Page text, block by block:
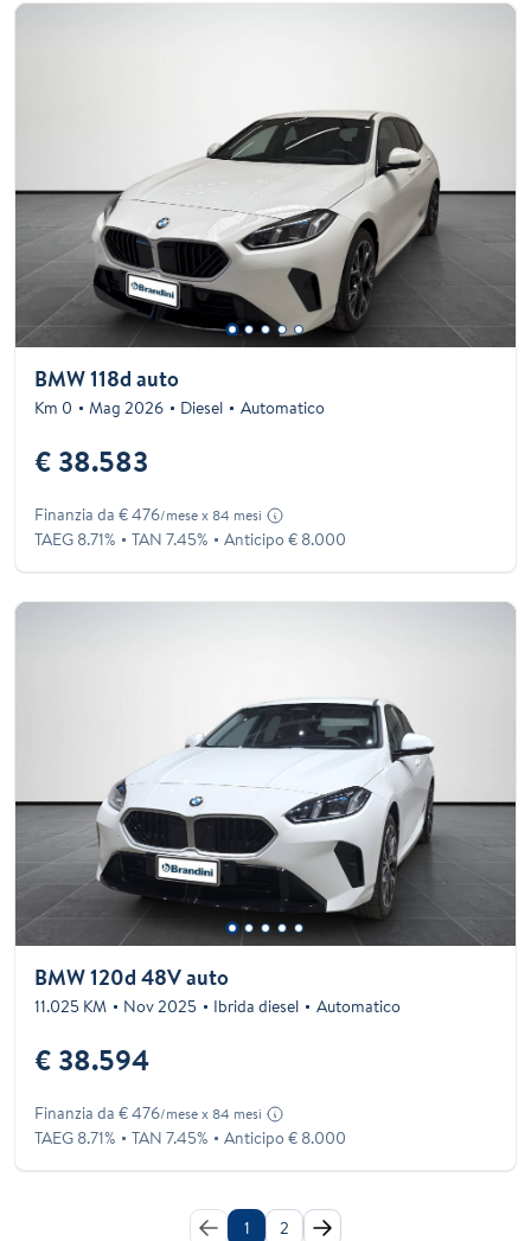
BMW 118d auto
Km 0 Mag 2026 Diesel Automatico
€ 38.583
Finanzia da € 476/mese x 84 mesi
TAEG 8.71% TAN 7.45% Anticipo € 8.000
BMW 120d 48V auto
11.025 KM Nov 2025 Ibrida diesel Automatico
€ 38.594
Finanzia da € 476/mese x 84 mesi
TAEG 8.71% TAN 7.45% Anticipo € 8.000
1 2